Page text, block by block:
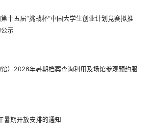
十五届“挑战杯”中国大学生创业计划竞赛拟推
示
）2026年暑期档案查询利用及场馆参观预约服
暑期开放安排的通知